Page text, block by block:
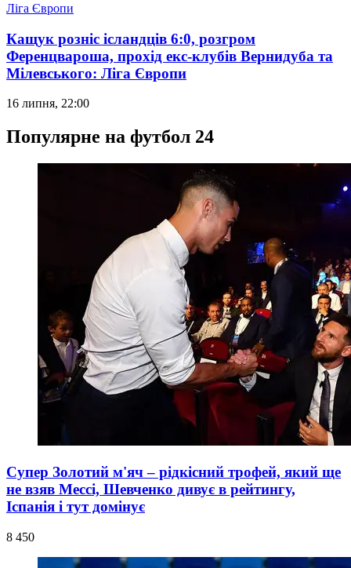
Ліга Європи
Кащук розніс ісландців 6:0, розгром
Ференцвароша, прохід екс-клубів Вернидуба та
Мілевського: Ліга Європи
16 липня, 22:00
Популярне на футбол 24
Супер Золотий м'яч – рідкісний трофей, який ще
не взяв Мессі, Шевченко дивує в рейтингу,
Іспанія і тут домінує
8 450